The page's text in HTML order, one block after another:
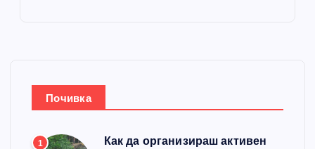
Почивка
1
Как да организираш активен